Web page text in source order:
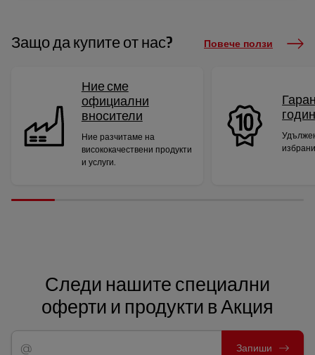
Защо да купите от нас? Повече ползи
Ние сме
официални
вносители
Ние разчитаме на
висококачествени продукти
и услуги.
Следи нашите специални
оферти и продукти в Акция
Запиши